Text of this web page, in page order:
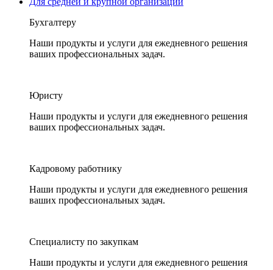
Бухгалтеру
Наши продукты и услуги для ежедневного решения
ваших профессиональных задач.
Юристу
Наши продукты и услуги для ежедневного решения
ваших профессиональных задач.
Кадровому работнику
Наши продукты и услуги для ежедневного решения
ваших профессиональных задач.
Специалисту по закупкам
Наши продукты и услуги для ежедневного решения